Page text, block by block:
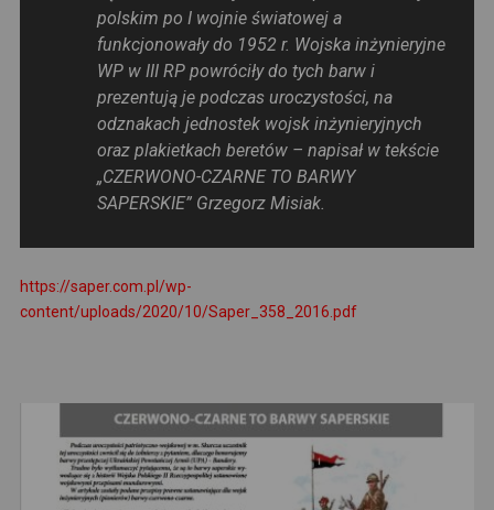
polskim po I wojnie światowej a
funkcjonowały do 1952 r. Wojska inżynieryjne
WP w III RP powróciły do tych barw i
prezentują je podczas uroczystości, na
odznakach jednostek wojsk inżynieryjnych
oraz plakietkach beretów – napisał w tekście
„CZERWONO-CZARNE TO BARWY
SAPERSKIE” Grzegorz Misiak.
https://saper.com.pl/wp-
content/uploads/2020/10/Saper_358_2016.pdf